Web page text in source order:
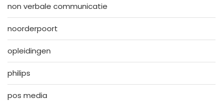
non verbale communicatie
noorderpoort
opleidingen
philips
pos media